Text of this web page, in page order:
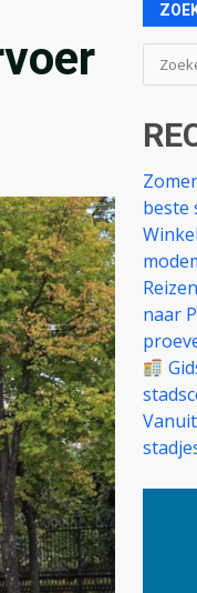
Zoeken
naar:
beste
naar